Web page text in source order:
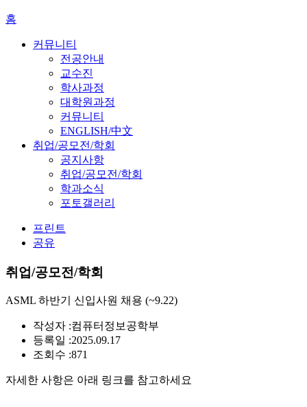
홈
커뮤니티
전공안내
교수진
학사과정
대학원과정
커뮤니티
ENGLISH/中文
취업/공모전/학회
공지사항
취업/공모전/학회
학과소식
포토갤러리
프린트
공유
취업/공모전/학회
ASML 하반기 신입사원 채용 (~9.22)
작성자 :컴퓨터정보공학부
등록일 :2025.09.17
조회수 :871
자세한 사항은 아래 링크를 참고하세요